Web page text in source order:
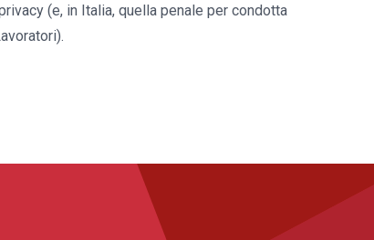
(e, in Italia, quella penale per condotta